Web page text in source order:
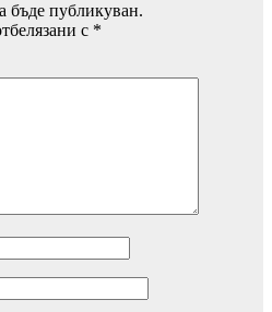
бъде публикуван.
с *